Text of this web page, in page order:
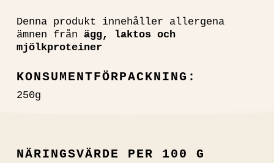
Denna produkt innehåller allergena
ämnen från ägg, laktos och
mjölkproteiner
KONSUMENTFÖRPACKNING:
250g
NÄRINGSVÄRDE PER 100 G